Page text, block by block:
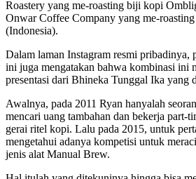
Roastery yang me-roasting biji kopi
Onwar Coffee Company yang me-
(Indonesia).
Dalam laman Instagram resmi pribadinya,
ini juga mengatakan bahwa kombinasi ini
presentasi dari Bhineka Tunggal Ika yang
Awalnya, pada 2011 Ryan hanyalah
mencari uang tambahan dan bekerja part-
gerai ritel kopi. Lalu pada 2015, untuk
mengetahui adanya kompetisi untuk
jenis alat Manual Brew.